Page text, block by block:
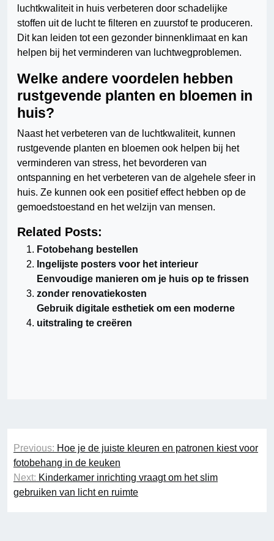
luchtkwaliteit in huis verbeteren door schadelijke
stoffen uit de lucht te filteren en zuurstof te produceren.
Dit kan leiden tot een gezonder binnenklimaat en kan
helpen bij het verminderen van luchtwegproblemen.
Welke andere voordelen hebben
rustgevende planten en bloemen in
huis?
Naast het verbeteren van de luchtkwaliteit, kunnen
rustgevende planten en bloemen ook helpen bij het
verminderen van stress, het bevorderen van
ontspanning en het verbeteren van de algehele sfeer in
huis. Ze kunnen ook een positief effect hebben op de
gemoedstoestand en het welzijn van mensen.
Related Posts:
Fotobehang bestellen
Ingelijste posters voor het interieur
Eenvoudige manieren om je huis op te frissen
zonder renovatiekosten
Gebruik digitale esthetiek om een moderne
uitstraling te creëren
Berichtnavigatie
Previous: Hoe je de juiste kleuren en patronen kiest voor
fotobehang in de keuken
Next: Kinderkamer inrichting vraagt om het slim
gebruiken van licht en ruimte